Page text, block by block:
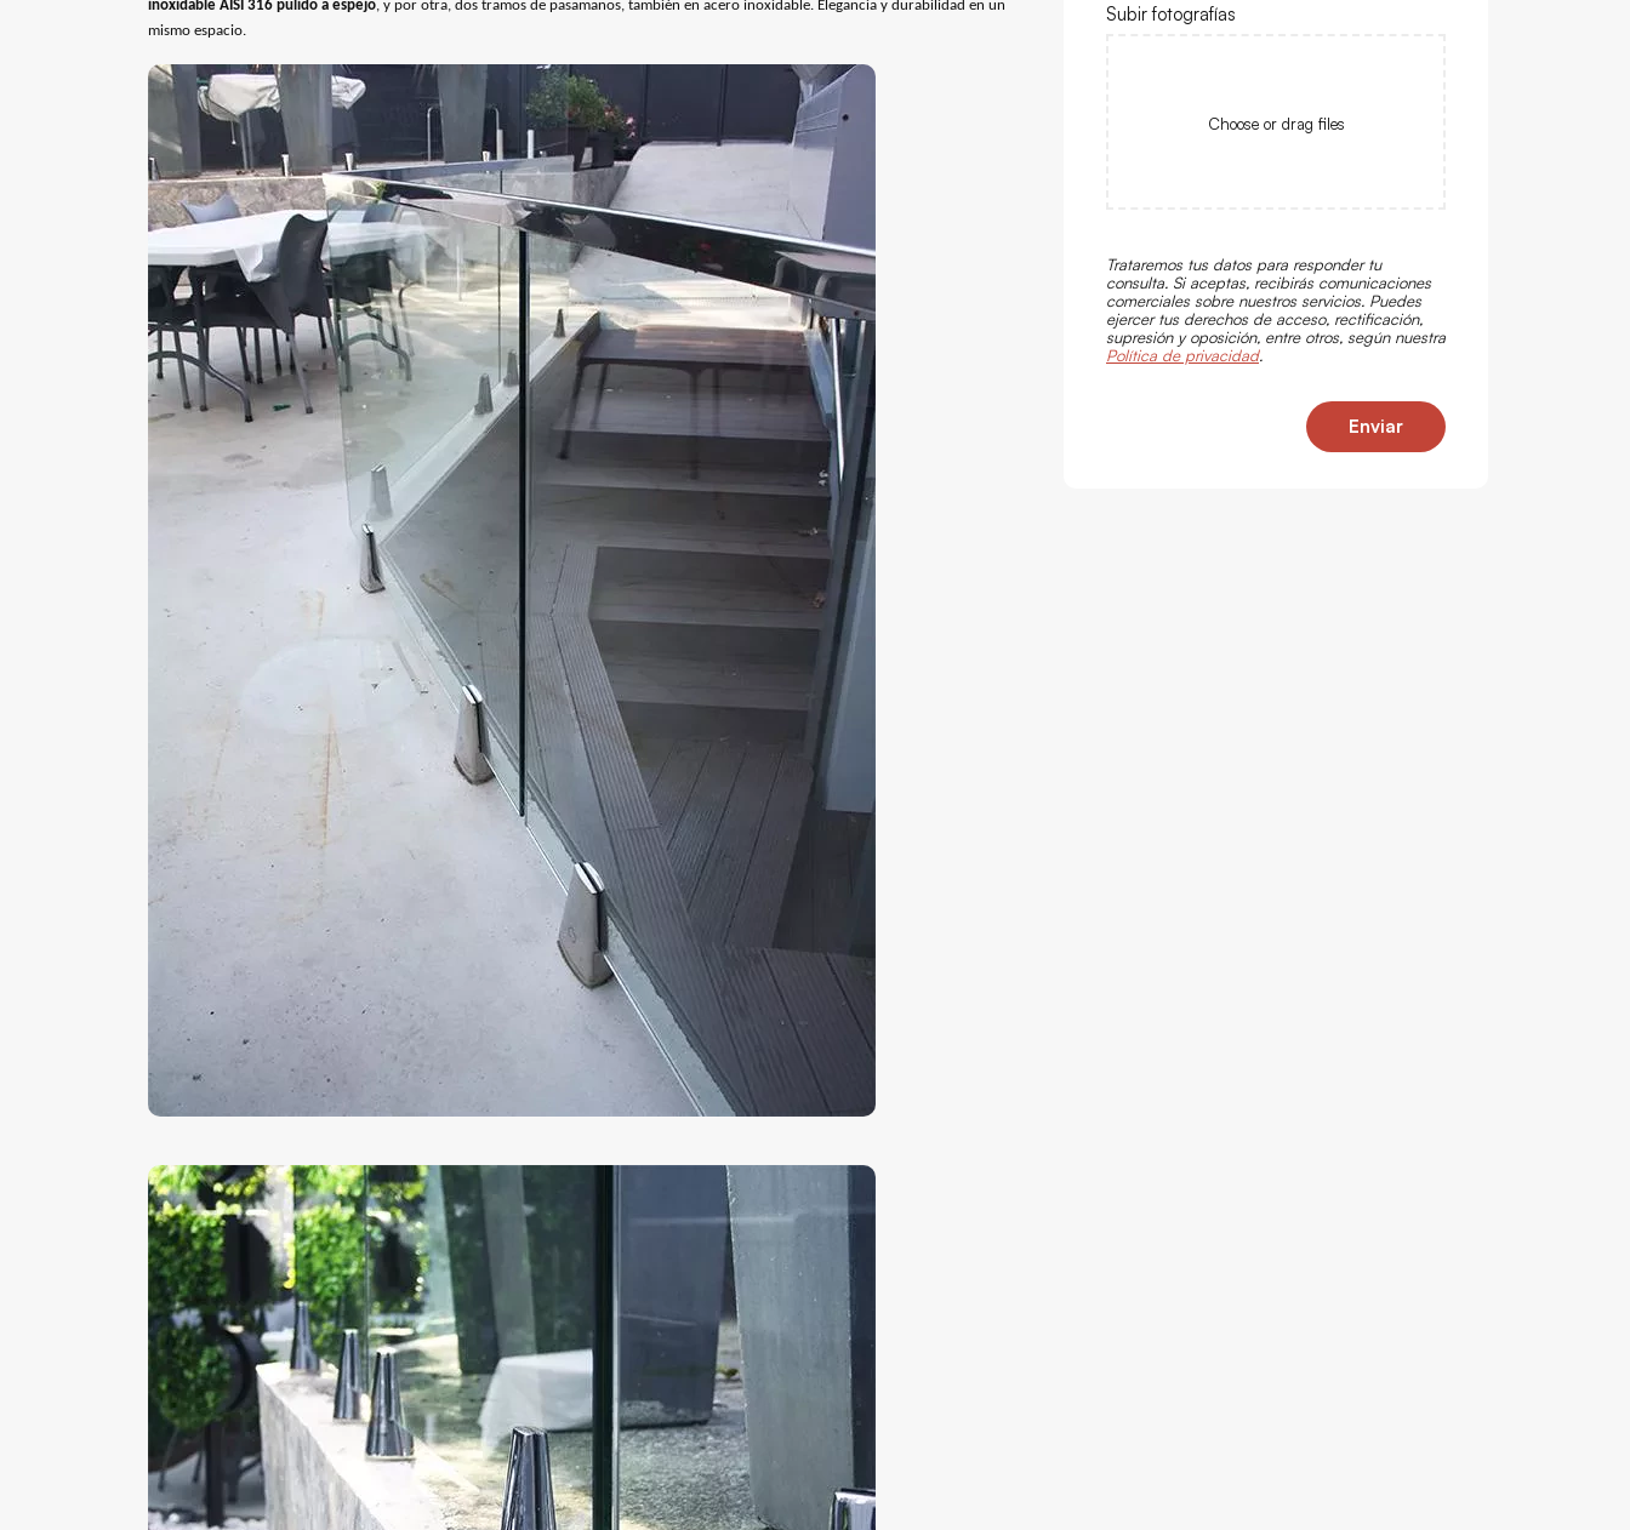
inoxidable AISI 316 pulido a espejo, y por otra, dos tramos de pasamanos, también en acero inoxidable. Elegancia y durabilidad en un
mismo espacio.
Subir fotografías
Choose or drag files
Trataremos tus datos para responder tu
consulta. Si aceptas, recibirás comunicaciones
comerciales sobre nuestros servicios. Puedes
ejercer tus derechos de acceso, rectificación,
supresión y oposición, entre otros, según nuestra
Política de privacidad.
Enviar